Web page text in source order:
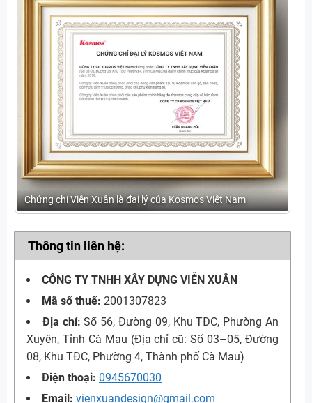
Chứng chỉ Viên Xuân là đại lý của Kosmos Việt Nam
Thông tin liên hệ:
CÔNG TY TNHH XÂY DỰNG VIỄN XUÂN
Mã số thuế: 2001307823
Địa chỉ: Số 56, Đường 09, Khu TĐC, Phường An
Xuyên, Tỉnh Cà Mau (Địa chỉ cũ: Số 03–05, Đường
08, Khu TĐC, Phường 4, Thành phố Cà Mau)
Điện thoại: 0945670030
Email: vienxuandesign@gmail.com